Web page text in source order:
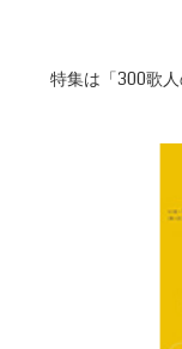
特集は「300歌人